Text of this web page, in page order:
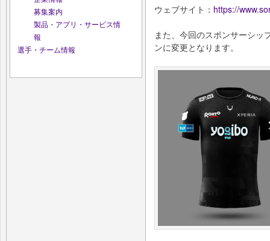
募集案内
製品・アプリ・サービス情
報
選手・チーム情報
ウェブサイト： https://
また、今回のスポンサーシッ
ンに変更となります。